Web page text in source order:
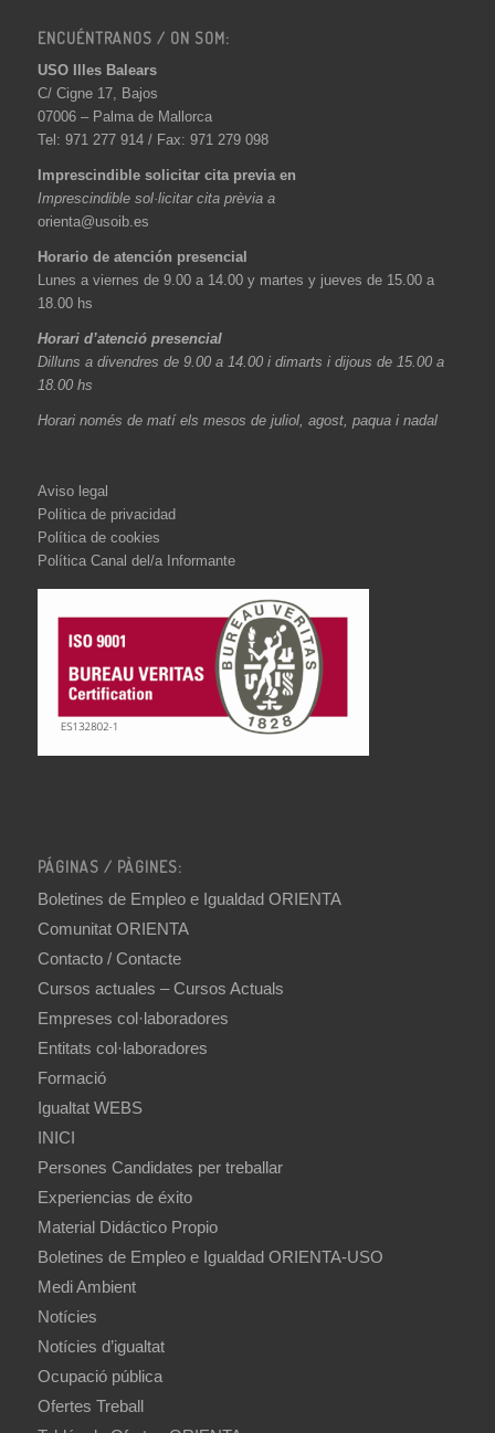
ENCUÉNTRANOS / ON SOM:
USO Illes Balears
C/ Cigne 17, Bajos
07006 – Palma de Mallorca
Tel: 971 277 914 / Fax: 971 279 098
Imprescindible solicitar cita previa en
Imprescindible sol·licitar cita prèvia a
orienta@usoib.es
Horario de atención presencial
Lunes a viernes de 9.00 a 14.00 y martes y jueves de 15.00 a
18.00 hs
Horari d’atenció presencial
Dilluns a divendres de 9.00 a 14.00 i dimarts i dijous de 15.00 a
18.00 hs
Horari només de matí els mesos de juliol, agost, paqua i nadal
Aviso legal
Política de privacidad
Política de cookies
Política Canal del/a Informante
PÁGINAS / PÀGINES:
Boletines de Empleo e Igualdad ORIENTA
Comunitat ORIENTA
Contacto / Contacte
Cursos actuales – Cursos Actuals
Empreses col·laboradores
Entitats col·laboradores
Formació
Igualtat WEBS
INICI
Persones Candidates per treballar
Experiencias de éxito
Material Didáctico Propio
Boletines de Empleo e Igualdad ORIENTA-USO
Medi Ambient
Notícies
Notícies d’igualtat
Ocupació pública
Ofertes Treball